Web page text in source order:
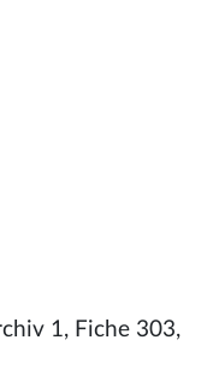
1, Fiche 303,